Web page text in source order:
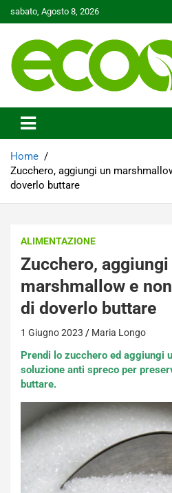
to
sabato, Agosto 8, 2026
Ecoo.it
Home
Zucchero, aggiungi un
doverlo buttare
ALIMENTAZIONE
Zucchero, aggiungi
marshmallow e
di doverlo buttare
1 Giugno 2023 Maria Longo
Prendi lo zucchero ed aggiungi
soluzione anti spreco per
buttare.